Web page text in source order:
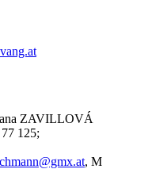
ZAVILLOVÁ
125;
, M